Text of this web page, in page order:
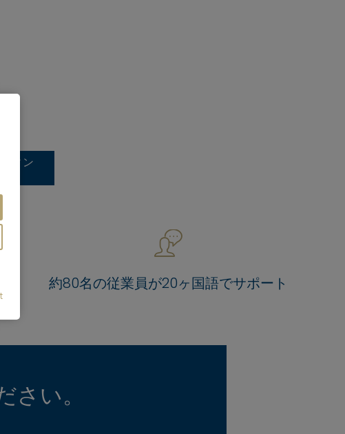
ィン
約80名の従業員が20ヶ国語でサポート
い。